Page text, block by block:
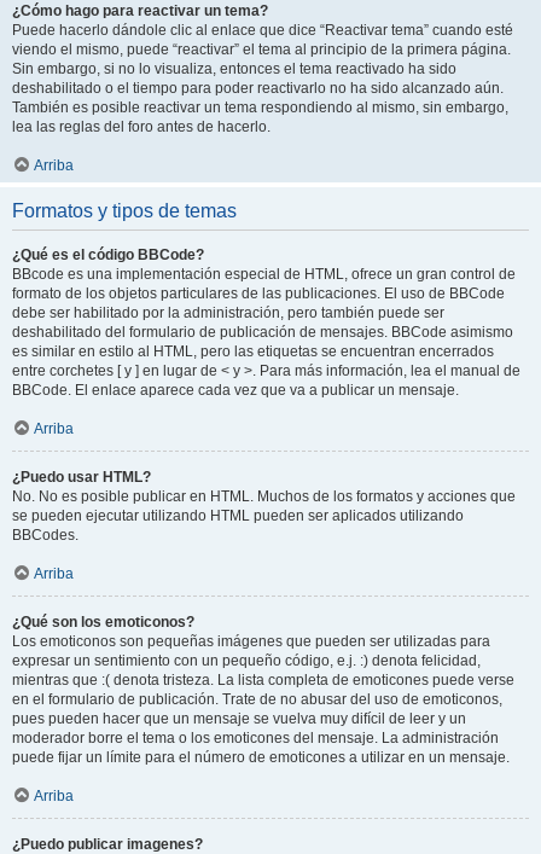
¿Cómo hago para reactivar un tema?
Puede hacerlo dándole clic al enlace que dice “Reactivar tema” cuando esté
viendo el mismo, puede “reactivar” el tema al principio de la primera página.
Sin embargo, si no lo visualiza, entonces el tema reactivado ha sido
deshabilitado o el tiempo para poder reactivarlo no ha sido alcanzado aún.
También es posible reactivar un tema respondiendo al mismo, sin embargo,
lea las reglas del foro antes de hacerlo.
Arriba
Formatos y tipos de temas
¿Qué es el código BBCode?
BBcode es una implementación especial de HTML, ofrece un gran control de
formato de los objetos particulares de las publicaciones. El uso de BBCode
debe ser habilitado por la administración, pero también puede ser
deshabilitado del formulario de publicación de mensajes. BBCode asimismo
es similar en estilo al HTML, pero las etiquetas se encuentran encerrados
entre corchetes [ y ] en lugar de < y >. Para más información, lea el manual de
BBCode. El enlace aparece cada vez que va a publicar un mensaje.
Arriba
¿Puedo usar HTML?
No. No es posible publicar en HTML. Muchos de los formatos y acciones que
se pueden ejecutar utilizando HTML pueden ser aplicados utilizando
BBCodes.
Arriba
¿Qué son los emoticonos?
Los emoticonos son pequeñas imágenes que pueden ser utilizadas para
expresar un sentimiento con un pequeño código, e.j. :) denota felicidad,
mientras que :( denota tristeza. La lista completa de emoticones puede verse
en el formulario de publicación. Trate de no abusar del uso de emoticonos,
pues pueden hacer que un mensaje se vuelva muy difícil de leer y un
moderador borre el tema o los emoticones del mensaje. La administración
puede fijar un límite para el número de emoticones a utilizar en un mensaje.
Arriba
¿Puedo publicar imagenes?